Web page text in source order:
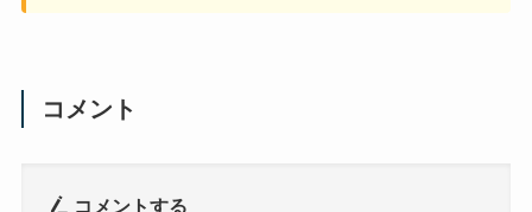
コメント
コメントする